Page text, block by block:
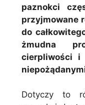
paznokci
przyjmowane
do
żmudna
cierpliwości i
Dotyczy to